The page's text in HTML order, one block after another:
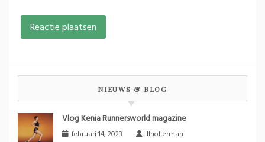
NIEUWS & BLOG
Vlog Kenia Runnersworld magazine
februari 14, 2023 Jillholterman